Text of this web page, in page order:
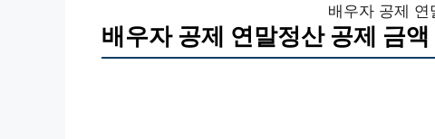
배우자 공제 연
배우자 공제 연말정산 공제 금액